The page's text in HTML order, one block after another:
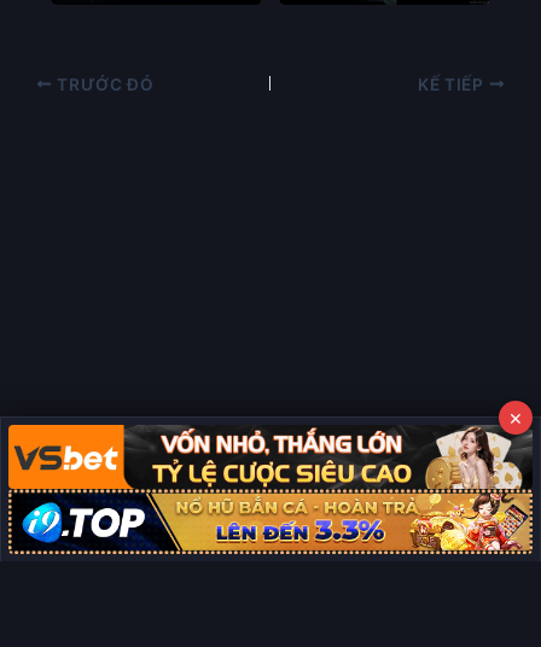
TRƯỚC ĐÓ KẾ TIẾP
Copyright © 2026 Phim Full HD
×